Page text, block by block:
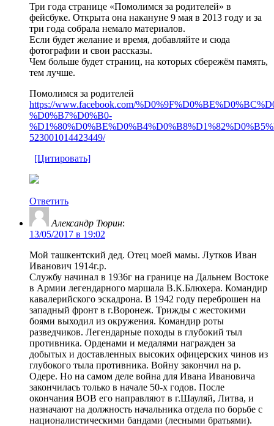
Три года странице «Помолимся за родителей» в
фейсбуке. Открыта она накануне 9 мая в 2013 году и за
три года собрала немало материалов.
Если будет желание и время, добавляйте и сюда
фотографии и свои рассказы.
Чем больше будет страниц, на которых сбережём память,
тем лучше.
Помолимся за родителей
https://www.facebook.com/
%D0%B7%D0%B0-
523001014423449/
[Цитировать]
Ответить
Александр Тюрин:
13/05/2017 в 19:02
Мой ташкентский дед. Отец моей мамы. Лутков Иван
Иванович 1914г.р.
Службу начинал в 1936г на границе на Дальнем Востоке
в Армии легендарного маршала В.К.Блюхера. Командир
кавалерийского эскадрона. В 1942 году переброшен на
западный фронт в г.Воронеж. Трижды с жестокими
боями выходил из окружения. Командир роты
разведчиков. Легендарные походы в глубокий тыл
противника. Орденами и медалями награжден за
добытых и доставленных высоких офицерских чинов из
глубокого тыла противника. Войну закончил на р.
Одере. Но на самом деле война для Ивана Ивановича
закончилась только в начале 50-х годов. После
окончания ВОВ его направляют в г.Шауляй, Литва, и
назначают на должность начальника отдела по борьбе с
националистическими бандами (лесными братьями).